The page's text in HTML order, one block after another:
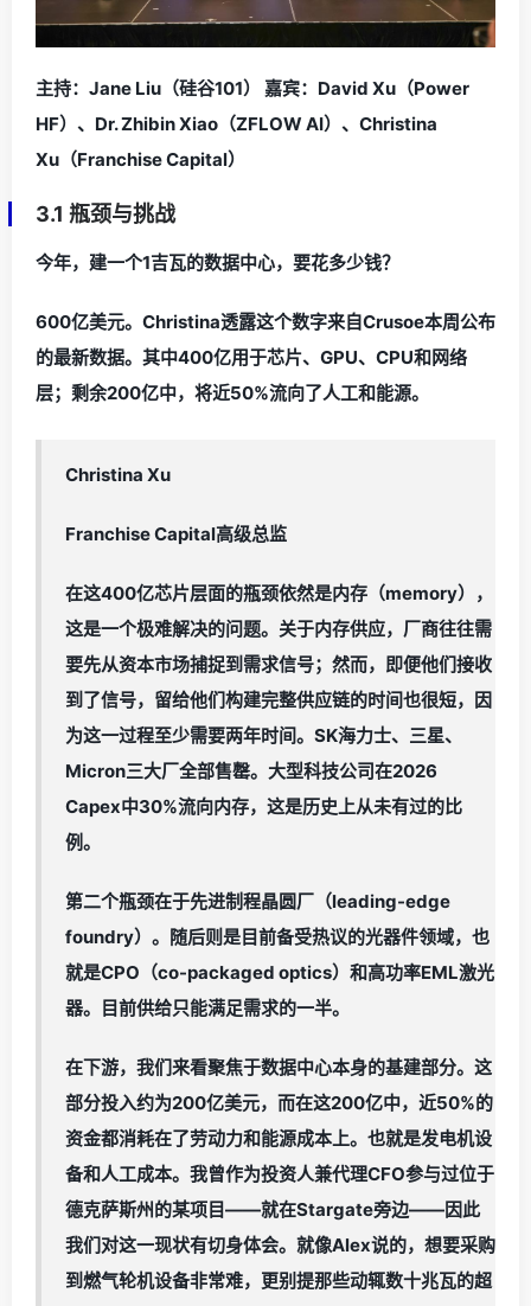
主持：Jane Liu（硅谷101） 嘉宾：David Xu（Power
HF）、Dr. Zhibin Xiao（ZFLOW AI）、Christina
Xu（Franchise Capital）
3.1 瓶颈与挑战
今年，建一个1吉瓦的数据中心，要花多少钱？
600亿美元。Christina透露这个数字来自Crusoe本周公布
的最新数据。其中400亿用于芯片、GPU、CPU和网络
层；剩余200亿中，将近50%流向了人工和能源。
Christina Xu
Franchise Capital高级总监
在这400亿芯片层面的瓶颈依然是内存（memory），
这是一个极难解决的问题。关于内存供应，厂商往往需
要先从资本市场捕捉到需求信号；然而，即便他们接收
到了信号，留给他们构建完整供应链的时间也很短，因
为这一过程至少需要两年时间。SK海力士、三星、
Micron三大厂全部售罄。大型科技公司在2026
Capex中30%流向内存，这是历史上从未有过的比
例。
第二个瓶颈在于先进制程晶圆厂（leading-edge
foundry）。随后则是目前备受热议的光器件领域，也
就是CPO（co-packaged optics）和高功率EML激光
器。目前供给只能满足需求的一半。
在下游，我们来看聚焦于数据中心本身的基建部分。这
部分投入约为200亿美元，而在这200亿中，近50%的
资金都消耗在了劳动力和能源成本上。也就是发电机设
备和人工成本。我曾作为投资人兼代理CFO参与过位于
德克萨斯州的某项目——就在Stargate旁边——因此
我们对这一现状有切身体会。就像Alex说的，想要采购
到燃气轮机设备非常难，更别提那些动辄数十兆瓦的超